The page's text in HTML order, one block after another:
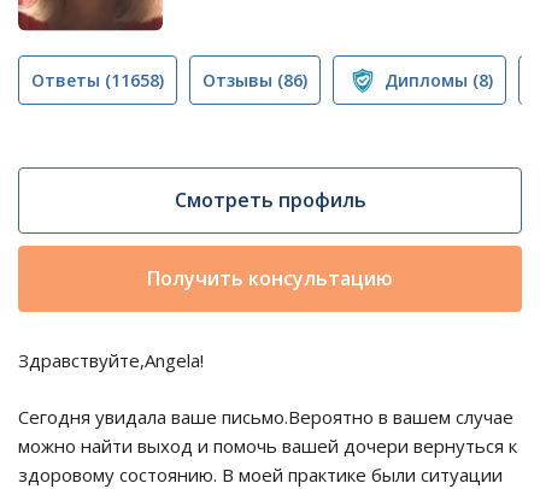
Ответы (11658) Отзывы (86) Дипломы (8)
Смотреть профиль
Получить консультацию
Здравствуйте,Angela!
Сегодня увидала ваше письмо.Вероятно в вашем случае
можно найти выход и помочь вашей дочери вернуться к
здоровому состоянию. В моей практике были ситуации